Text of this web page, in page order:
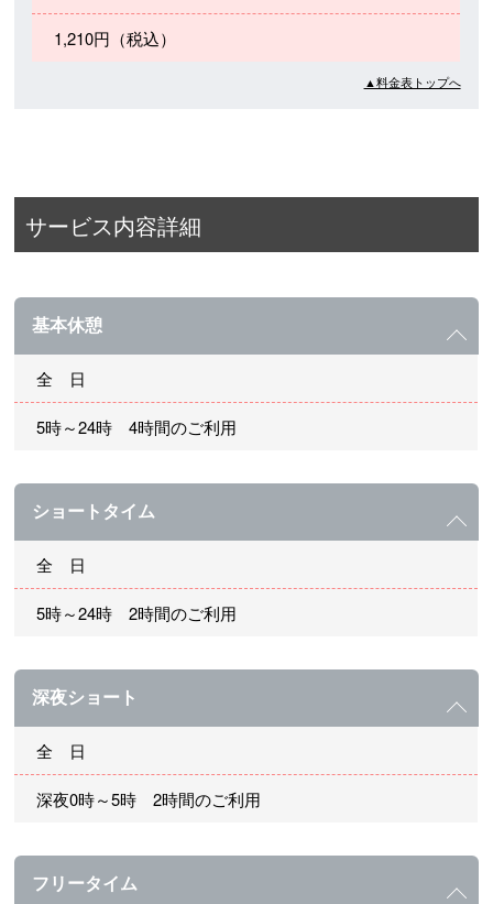
1,210円（税込）
▲料金表トップへ
サービス内容詳細
基本休憩
全 日
5時～24時 4時間のご利用
ショートタイム
全 日
5時～24時 2時間のご利用
深夜ショート
全 日
深夜0時～5時 2時間のご利用
フリータイム